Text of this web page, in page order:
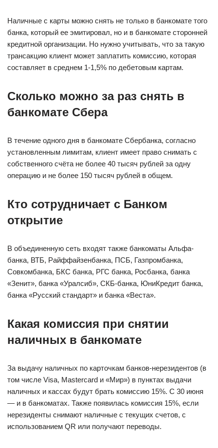
Наличные с карты можно снять не только в банкомате того
банка, который ее эмитировал, но и в банкомате сторонней
кредитной организации. Но нужно учитывать, что за такую
трансакцию клиент может заплатить комиссию, которая
составляет в среднем 1-1,5% по дебетовым картам.
Сколько можно за раз снять в
банкомате Сбера
В течение одного дня в банкомате Сбербанка, согласно
установленным лимитам, клиент имеет право снимать с
собственного счёта не более 40 тысяч рублей за одну
операцию и не более 150 тысяч рублей в общем.
Кто сотрудничает с Банком
открытие
В объединенную сеть входят также банкоматы Альфа-
банка, ВТБ, Райффайзенбанка, ПСБ, Газпромбанка,
Совкомбанка, БКС банка, РГС банка, Росбанка, банка
«Зенит», банка «Уралсиб», СКБ-банка, ЮниКредит банка,
банка «Русский стандарт» и банка «Веста».
Какая комиссия при снятии
наличных в банкомате
За выдачу наличных по карточкам банков-нерезидентов (в
том числе Visa, Mastercard и «Мир») в пунктах выдачи
наличных и кассах будут брать комиссию 15%. С 30 июня
— и в банкоматах. Также появилась комиссия 15%, если
нерезиденты снимают наличные с текущих счетов, с
использованием QR или получают переводы.